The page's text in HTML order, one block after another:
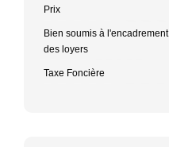
Prix
Bien soumis à l'encadrement
des loyers
Taxe Foncière